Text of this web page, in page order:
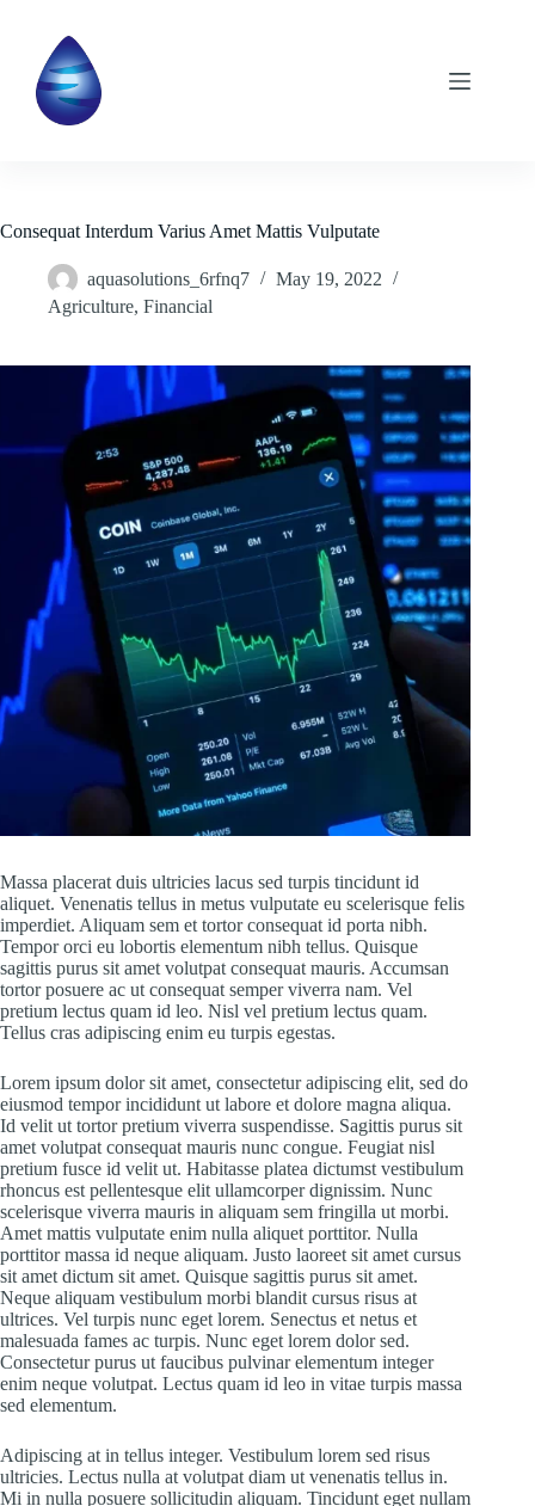
content
Consequat Interdum Varius Amet Mattis Vulputate
aquasolutions_6rfnq7
May 19, 2022
Agriculture, Financial
Massa placerat duis ultricies lacus sed turpis tincidunt id
aliquet. Venenatis tellus in metus vulputate eu scelerisque felis
imperdiet. Aliquam sem et tortor consequat id porta nibh.
Tempor orci eu lobortis elementum nibh tellus. Quisque
sagittis purus sit amet volutpat consequat mauris. Accumsan
tortor posuere ac ut consequat semper viverra nam. Vel
pretium lectus quam id leo. Nisl vel pretium lectus quam.
Tellus cras adipiscing enim eu turpis egestas.
Lorem ipsum dolor sit amet, consectetur adipiscing elit, sed do
eiusmod tempor incididunt ut labore et dolore magna aliqua.
Id velit ut tortor pretium viverra suspendisse. Sagittis purus sit
amet volutpat consequat mauris nunc congue. Feugiat nisl
pretium fusce id velit ut. Habitasse platea dictumst vestibulum
rhoncus est pellentesque elit ullamcorper dignissim. Nunc
scelerisque viverra mauris in aliquam sem fringilla ut morbi.
Amet mattis vulputate enim nulla aliquet porttitor. Nulla
porttitor massa id neque aliquam. Justo laoreet sit amet cursus
sit amet dictum sit amet. Quisque sagittis purus sit amet.
Neque aliquam vestibulum morbi blandit cursus risus at
ultrices. Vel turpis nunc eget lorem. Senectus et netus et
malesuada fames ac turpis. Nunc eget lorem dolor sed.
Consectetur purus ut faucibus pulvinar elementum integer
enim neque volutpat. Lectus quam id leo in vitae turpis massa
sed elementum.
Adipiscing at in tellus integer. Vestibulum lorem sed risus
ultricies. Lectus nulla at volutpat diam ut venenatis tellus in.
Mi in nulla posuere sollicitudin aliquam. Tincidunt eget nullam